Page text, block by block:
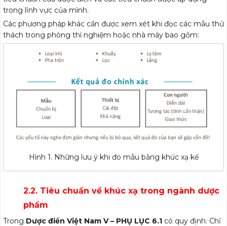
trong lĩnh vực của mình.
Các phương pháp khác cần được xem xét khi đọc các mẫu thử
thách trong phòng thí nghiệm hoặc nhà máy bao gồm:
Hình 1. Những lưu ý khi đo mẫu bằng khúc xạ kế
2.2. Tiêu chuẩn về khúc xạ trong ngành dược
phẩm
Trong Dược điển Việt Nam V – PHỤ LỤC 6.1 có quy định: Chỉ